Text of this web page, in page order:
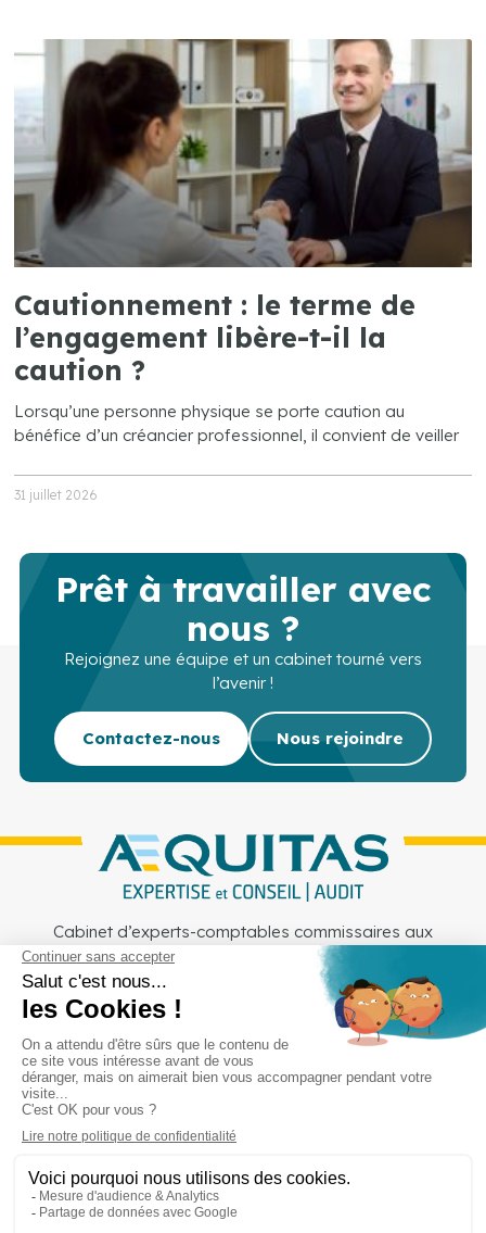
Cautionnement : le terme de
l’engagement libère-t-il la
caution ?
Lorsqu’une personne physique se porte caution au
bénéfice d’un créancier professionnel, il convient de veiller
31 juillet 2026
Prêt à travailler avec
nous ?
Rejoignez une équipe et un cabinet tourné vers
l’avenir !
Contactez-nous Nous rejoindre
Cabinet d’experts-comptables commissaires aux
comptes sur Lille, Lens et Douai
Services Secteurs Outils
Cabinet
Recrutement